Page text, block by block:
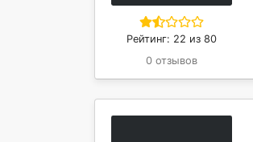
Рейтинг: 22 из 80
0 отзывов